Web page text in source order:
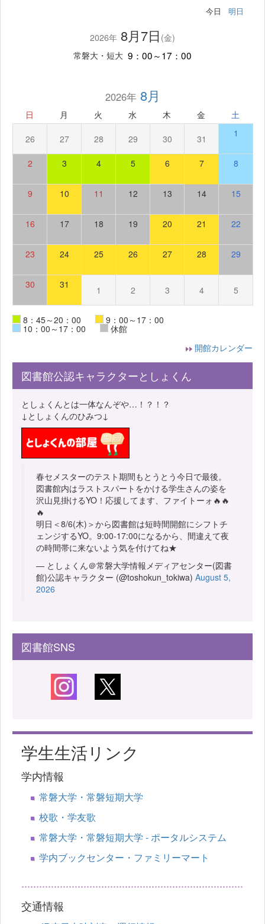
今日 明日
2026年 8月7日 (金)
常磐大・短大 9：00～17：00
2026年8月
日 月 火 水 木 金 土
26 27 28 29 30 31 1
2 3 4 5 6 7 8
9 10 11 12 13 14 15
16 17 18 19 20 21 22
23 24 25 26 27 28 29
30 31 1 2 3 4 5
8：45～20：00 9：00～17：00
10：00～17：00
休館
開館カレンダー
図書館公認キャラクターとしょくん
としょくんとは一体なんぞや…！？！？
↓としょくんのひみつ↓
春セメスターのテスト期間もとうとう今日で最後。
図書館内はラストスパートをかける学生さんの姿を
沢山見掛けるYO！応援してます、ファイトーォ🔥🔥
🔥
明日＜8/6(木)＞から図書館は短時間開館にシフトチ
ェンジするYO。9:00-17:00になるから、間違えて夜
の時間帯に来ないよう気を付けてね★
— としょくん＠常磐大学情報メディアセンター(図書
館)公認キャラクター (@toshokun_tokiwa) August 5,
2026
図書館SNS
学生生活リンク
学内情報
常磐大学・常磐短期大学
校歌・学友歌
常磐大学・常磐短期大学 - ポータルシステム
学内ブックセンター・ファミリーマート
交通情報